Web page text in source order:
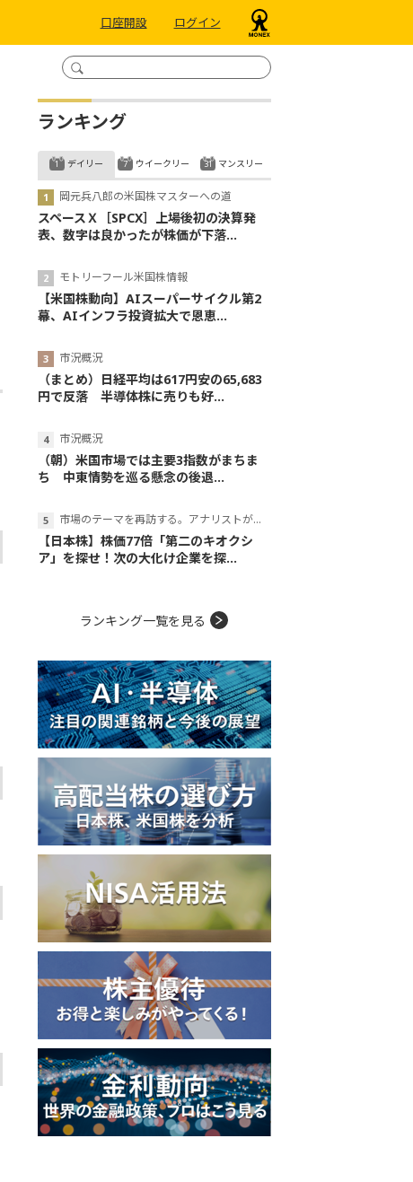
口座開設 ログイン
ランキング
デイリー
岡元兵八郎の米国株マスターへの道
スペースＸ［SPCX］上場後初の決算発
表、数字は良かったが株価が下落...
モトリーフール米国株情報
【米国株動向】AIスーパーサイクル第2
幕、AIインフラ投資拡大で恩恵...
市況概況
（まとめ）日経平均は617円安の65,683
円で反落 半導体株に売りも好...
市況概況
（朝）米国市場では主要3指数がまちま
ち 中東情勢を巡る懸念の後退...
市場のテーマを再訪する。アナリストが読み解くテーマの本質
【日本株】株価77倍「第二のキオクシ
ア」を探せ！次の大化け企業を探...
ウイークリー マンスリー
ランキング一覧を見る